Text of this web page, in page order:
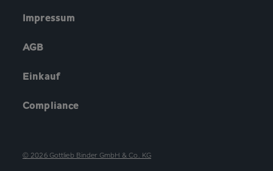
Impressum
AGB
Einkauf
Compliance
© 2026 Gottlieb Binder GmbH & Co. KG